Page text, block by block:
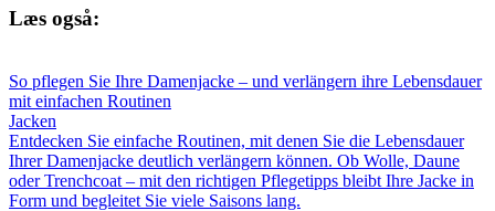
Læs også:
So pflegen Sie Ihre Damenjacke – und verlängern ihre Lebensdauer
mit einfachen Routinen
Jacken
Entdecken Sie einfache Routinen, mit denen Sie die Lebensdauer
Ihrer Damenjacke deutlich verlängern können. Ob Wolle, Daune
oder Trenchcoat – mit den richtigen Pflegetipps bleibt Ihre Jacke in
Form und begleitet Sie viele Saisons lang.